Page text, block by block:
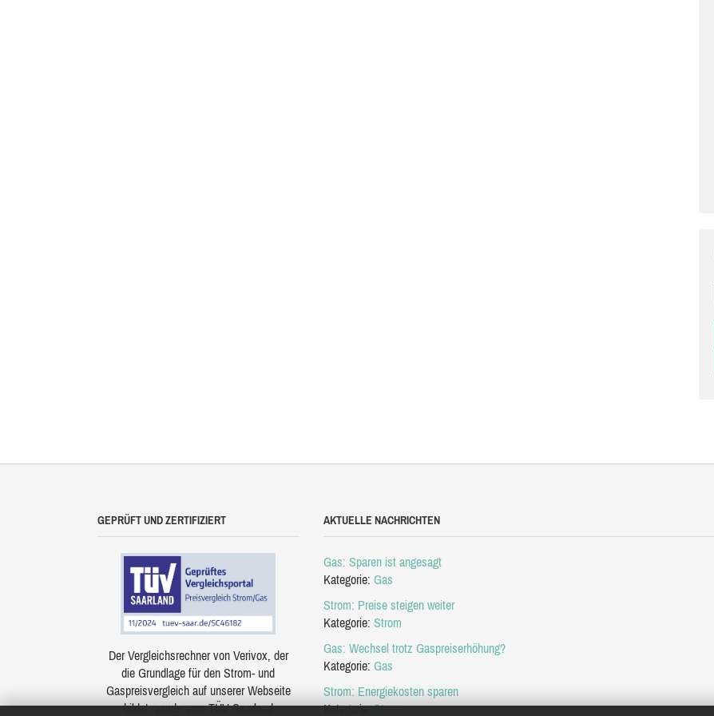
GEPRÜFT UND ZERTIFIZIERT
Der Vergleichsrechner von Verivox, der
die Grundlage für den Strom- und
Gaspreisvergleich auf unserer Webseite
bildet, wurde vom TÜV Saarland
AKTUELLE NACHRICHTEN
Gas: Sparen ist angesagt
Kategorie: Gas
Strom: Preise steigen weiter
Kategorie: Strom
Gas: Wechsel trotz Gaspreiserhöhung?
Kategorie: Gas
Strom: Energiekosten sparen
Kategorie:Strom